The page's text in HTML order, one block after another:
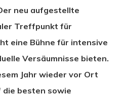
neu aufgestellte
Treffpunkt für
eine Bühne für intensive
Versäumnisse bieten.
Jahr wieder vor Ort
die besten sowie